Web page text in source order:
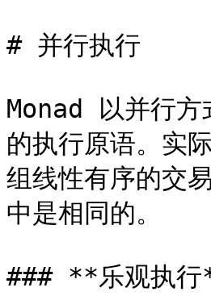
# 并行执行
Monad 以并行方
的执行原语。实
组线性有序的交
中是相同的。
### **乐观执